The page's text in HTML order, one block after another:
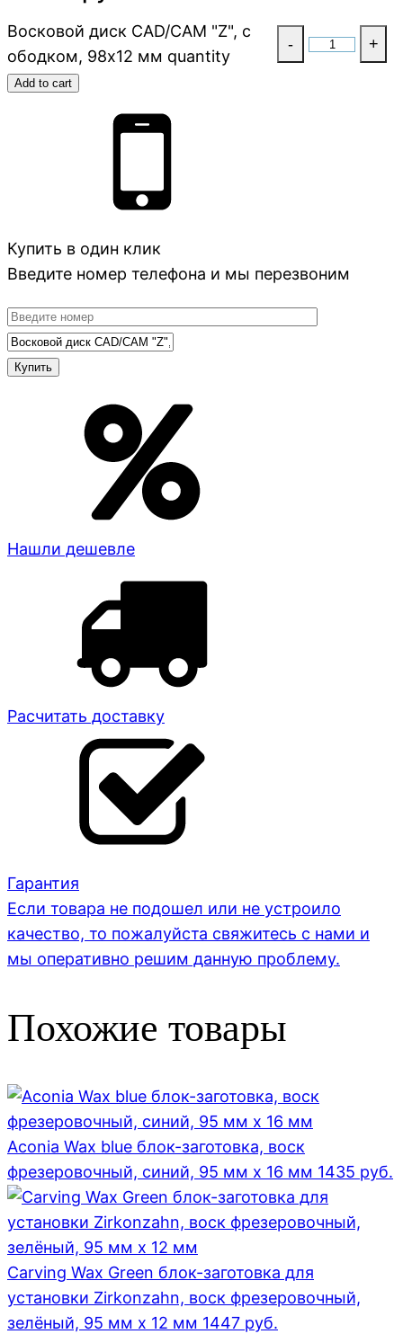
Восковой диск CAD/CAM "Z", с
ободком, 98х12 мм quantity
- +
Add to cart
Купить в один клик
Введите номер телефона и мы перезвоним
Нашли дешевле
Расчитать доставку
Гарантия
Если товара не подошел или не устроило
качество, то пожалуйста свяжитесь с нами и
мы оперативно решим данную проблему.
Похожие товары
Aconia Wax blue блок-заготовка, воск
фрезеровочный, синий, 95 мм x 16 мм 1435 руб.
Carving Wax Green блок-заготовка для
установки Zirkonzahn, воск фрезеровочный,
зелёный, 95 мм x 12 мм 1447 руб.